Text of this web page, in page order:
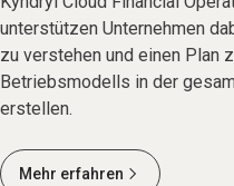
unterstützen Unternehmen
zu verstehen und einen Plan
Betriebsmodells in der
erstellen.
Mehr erfahren